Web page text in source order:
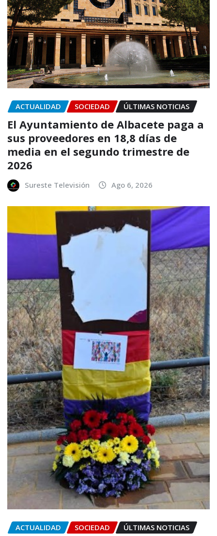
ACTUALIDAD SOCIEDAD ÚLTIMAS NOTICIAS
El Ayuntamiento de Albacete paga a
sus proveedores en 18,8 días de
media en el segundo trimestre de
2026
Sureste Televisión Ago 6, 2026
ACTUALIDAD SOCIEDAD ÚLTIMAS NOTICIAS